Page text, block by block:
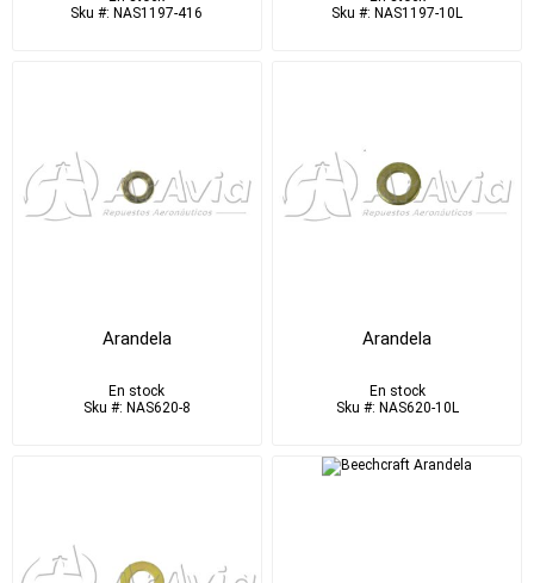
Sku #: NAS1197-416
Sku #: NAS1197-10L
Arandela
En stock
Sku #: NAS620-8
Arandela
En stock
Sku #: NAS620-10L